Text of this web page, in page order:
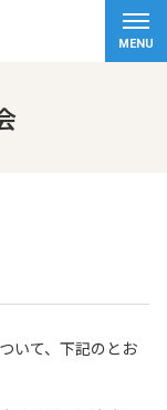
MENU
いて、下記のとお